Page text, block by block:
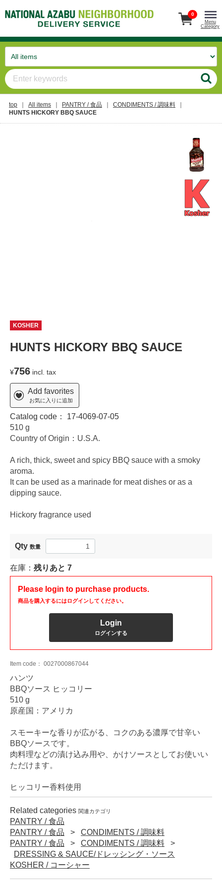
0
Menu
Category
top All items PANTRY / 食品
CONDIMENTS / 調味料
HUNTS HICKORY BBQ SAUCE
KOSHER
HUNTS HICKORY BBQ SAUCE
¥756 incl. tax
Add favorites
お気に入りに追加
Catalog code： 17-4069-07-05
510 g
Country of Origin：U.S.A.
A rich, thick, sweet and spicy BBQ sauce with a smoky
aroma.
It can be used as a marinade for meat dishes or as a
dipping sauce.
Hickory fragrance used
Qty 数量
在庫： 残りあと 7
Please login to purchase products.
商品を購入するにはログインしてください。
Login
ログインする
Item code： 0027000867044
ハンツ
BBQソース ヒッコリー
510 g
原産国：アメリカ
スモーキーな香りが広がる、コクのある濃厚で甘辛い
BBQソースです。
肉料理などの漬け込み用や、かけソースとしてお使いい
ただけます。
ヒッコリー香料使用
Related categories 関連カテゴリ
PANTRY / 食品
PANTRY / 食品
CONDIMENTS / 調味料
PANTRY / 食品
CONDIMENTS / 調味料
DRESSING & SAUCE/ドレッシング・ソース
KOSHER / コーシャー